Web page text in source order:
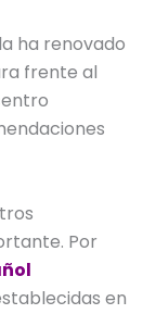
ha renovado
frente al
Por
en